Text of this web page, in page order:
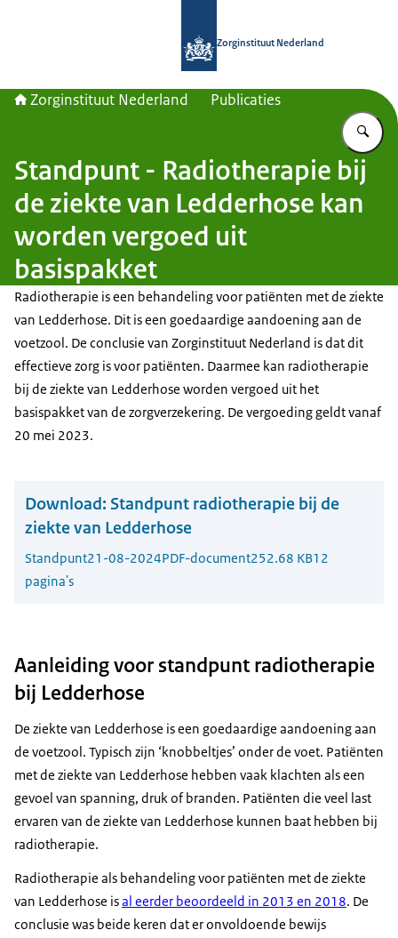
Zorginstituut Nederland
Zorginstituut Nederland Publicaties
Standpunt - Radiotherapie bij
de ziekte van Ledderhose kan
worden vergoed uit
basispakket
Radiotherapie is een behandeling voor patiënten met de ziekte
van Ledderhose. Dit is een goedaardige aandoening aan de
voetzool. De conclusie van Zorginstituut Nederland is dat dit
effectieve zorg is voor patiënten. Daarmee kan radiotherapie
bij de ziekte van Ledderhose worden vergoed uit het
basispakket van de zorgverzekering. De vergoeding geldt vanaf
20 mei 2023.
Download: Standpunt radiotherapie bij de
ziekte van Ledderhose
Standpunt21-08-2024PDF-document252.68 KB12
pagina's
Aanleiding voor standpunt radiotherapie
bij Ledderhose
De ziekte van Ledderhose is een goedaardige aandoening aan
de voetzool. Typisch zijn ‘knobbeltjes’ onder de voet. Patiënten
met de ziekte van Ledderhose hebben vaak klachten als een
gevoel van spanning, druk of branden. Patiënten die veel last
ervaren van de ziekte van Ledderhose kunnen baat hebben bij
radiotherapie.
Radiotherapie als behandeling voor patiënten met de ziekte
van Ledderhose isal eerder beoordeeld in 2013 en 2018. De
conclusie was beide keren dat er onvoldoende bewijs